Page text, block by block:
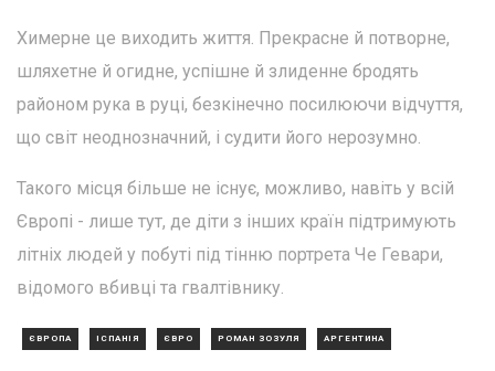
Химерне це виходить життя. Прекрасне й потворне,
шляхетне й огидне, успішне й злиденне бродять
районом рука в руці, безкінечно посилюючи відчуття,
що світ неоднозначний, і судити його нерозумно.
Такого місця більше не існує, можливо, навіть у всій
Європі - лише тут, де діти з інших країн підтримують
літніх людей у побуті під тінню портрета Че Гевари,
відомого вбивці та гвалтівнику.
ЄВРОПА ІСПАНІЯ ЄВРО РОМАН ЗОЗУЛЯ АРГЕНТИНА